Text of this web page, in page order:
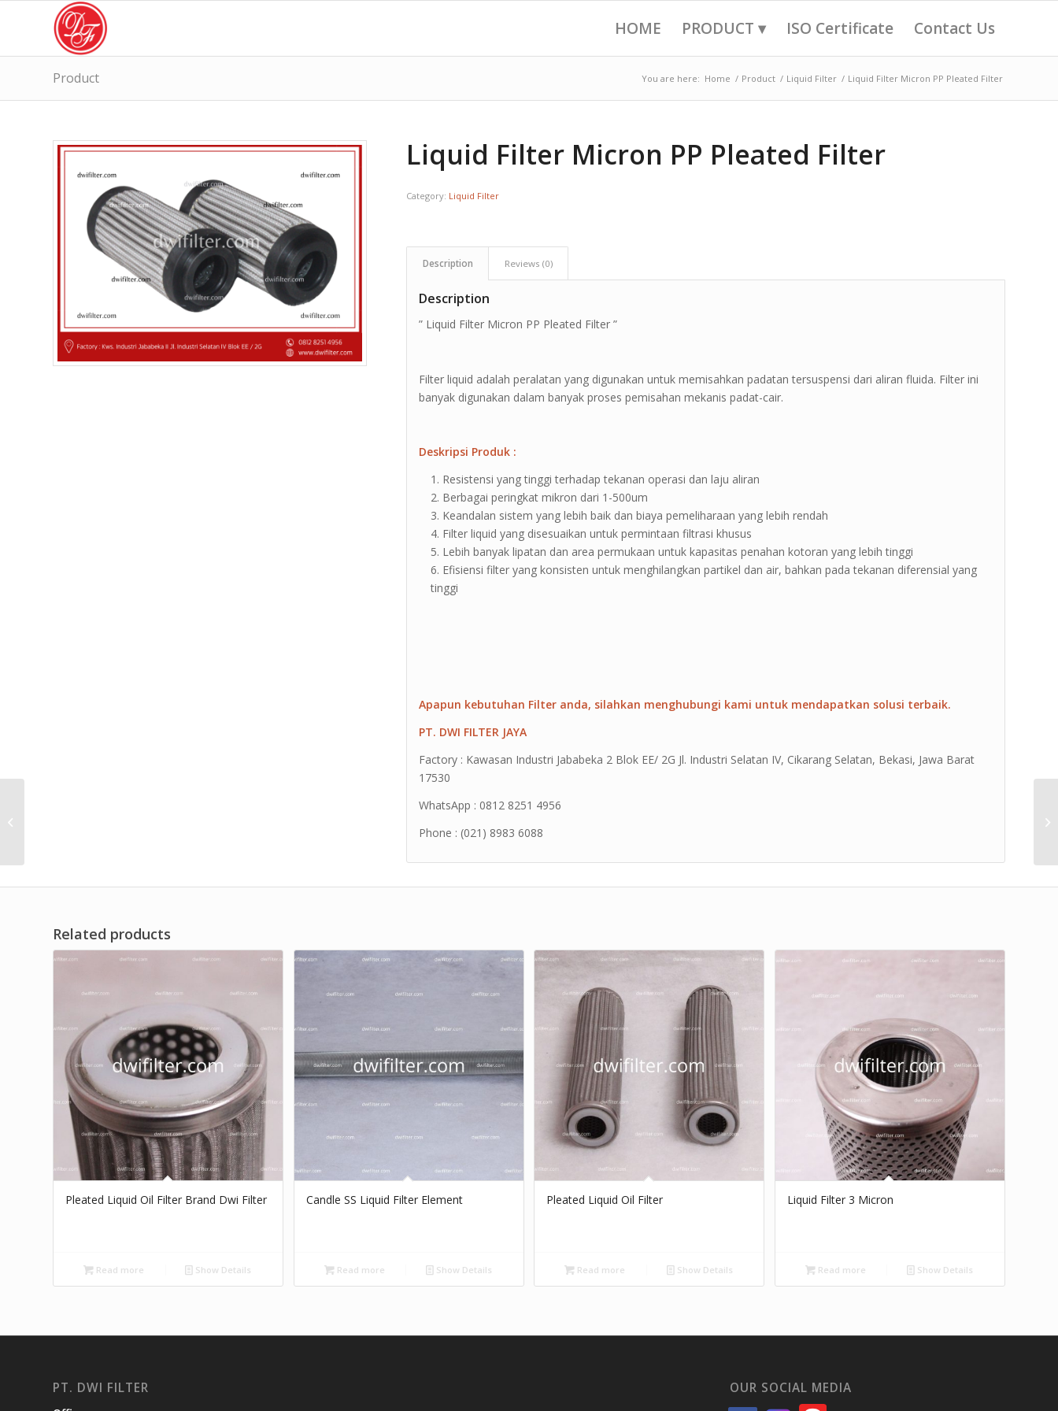
HOME PRODUCT ▾ ISO Certificate Contact Us
Product You are here: Home / Product / Liquid Filter / Liquid Filter Micron PP Pleated Filter
Liquid Filter Micron PP Pleated Filter
Category: Liquid Filter
Description Reviews (0)
Description
” Liquid Filter Micron PP Pleated Filter ”
Filter liquid adalah peralatan yang digunakan untuk memisahkan padatan tersuspensi dari aliran fluida. Filter ini
banyak digunakan dalam banyak proses pemisahan mekanis padat-cair.
Deskripsi Produk :
Resistensi yang tinggi terhadap tekanan operasi dan laju aliran
Berbagai peringkat mikron dari 1-500um
Keandalan sistem yang lebih baik dan biaya pemeliharaan yang lebih rendah
Filter liquid yang disesuaikan untuk permintaan filtrasi khusus
Lebih banyak lipatan dan area permukaan untuk kapasitas penahan kotoran yang lebih tinggi
Efisiensi filter yang konsisten untuk menghilangkan partikel dan air, bahkan pada tekanan diferensial yang
tinggi
Apapun kebutuhan Filter anda, silahkan menghubungi kami untuk mendapatkan solusi terbaik.
PT. DWI FILTER JAYA
Factory : Kawasan Industri Jababeka 2 Blok EE/ 2G Jl. Industri Selatan IV, Cikarang Selatan, Bekasi, Jawa Barat
17530
WhatsApp : 0812 8251 4956
Phone : (021) 8983 6088
Related products
Pleated Liquid Oil Filter Brand Dwi Filter
Read more Show Details
Candle SS Liquid Filter Element
Read more Show Details
Pleated Liquid Oil Filter
Read more Show Details
Liquid Filter 3 Micron
Read more Show Details
PT. DWI FILTER OUR SOCIAL MEDIA